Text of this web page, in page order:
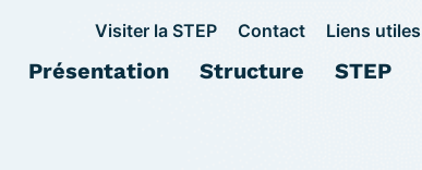
Visiter la STEP Contact Liens utiles
Présentation Structure STEP